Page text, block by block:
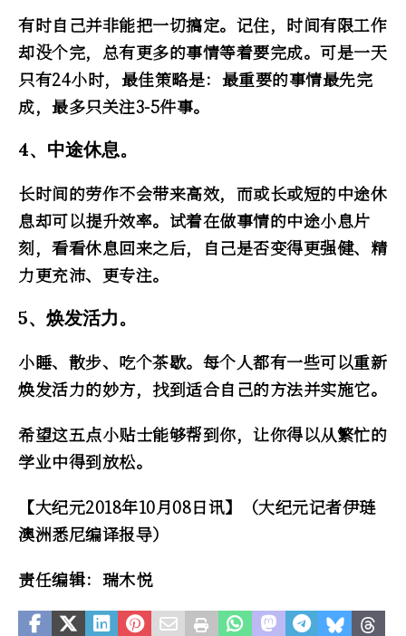
有时自己并非能把一切搞定。记住，时间有限工作
却没个完，总有更多的事情等着要完成。可是一天
只有24小时，最佳策略是：最重要的事情最先完
成，最多只关注3-5件事。
4、中途休息。
长时间的劳作不会带来高效，而或长或短的中途休
息却可以提升效率。试着在做事情的中途小息片
刻，看看休息回来之后，自己是否变得更强健、精
力更充沛、更专注。
5、焕发活力。
小睡、散步、吃个茶歇。每个人都有一些可以重新
焕发活力的妙方，找到适合自己的方法并实施它。
希望这五点小贴士能够帮到你，让你得以从繁忙的
学业中得到放松。
【大纪元2018年10月08日讯】（大纪元记者伊琏
澳洲悉尼编译报导）
责任编辑：瑞木悦